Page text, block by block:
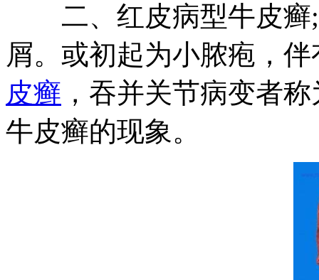
二、红皮病型牛皮癣;
屑。或初起为小脓疱，
皮癣 ，吞并关节病变者
牛皮癣的现象。